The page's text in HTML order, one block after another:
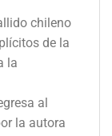
chileno
de la
la
al
la autora